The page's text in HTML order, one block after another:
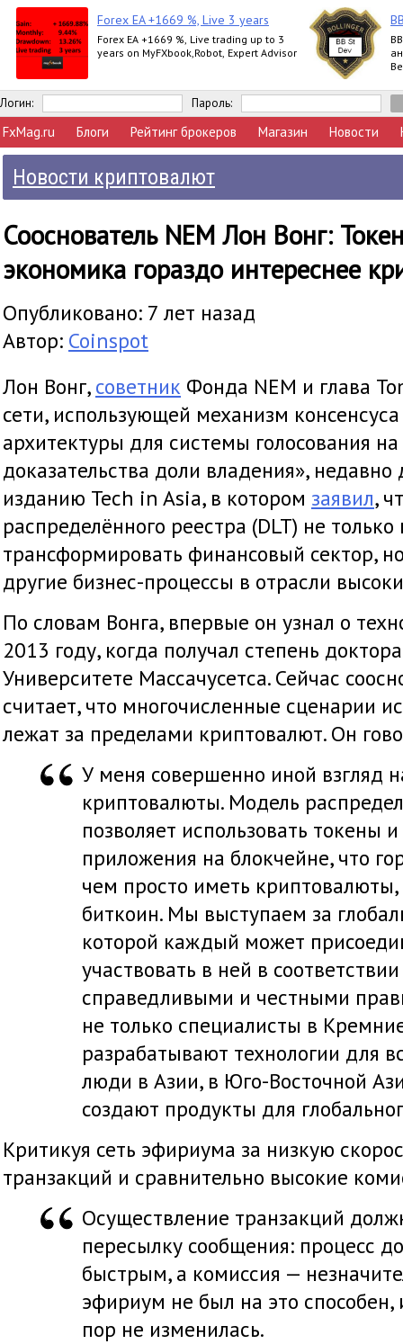
Forex EA +1669 %, Live 3 years
Forex EA +1669 %, Live trading up to 3
years on MyFXbook,Robot, Expert Advisor
Логин: Пароль:
FxMag.ru Блоги Рейтинг брокеров Магазин Новости
Новости криптовалют
Сооснователь NEM Лон Вонг:
экономика гораздо интереснее
Опубликовано: 7 лет назад
Автор: Coinspot
Лон Вонг,советник Фонда NEM и глава
сети, использующей механизм
архитектуры для системы голосования
доказательства доли владения»,
изданию Tech in Asia, в котором заявил,
распределённого реестра (DLT) не
трансформировать финансовый сектор,
другие бизнес-процессы в отрасли
По словам Вонга, впервые он узнал о
2013 году, когда получал степень
Университете Массачусетса. Сейчас
считает, что многочисленные сценарии
лежат за пределами криптовалют. Он
У меня совершенно иной взгляд
криптовалюты. Модель
позволяет использовать токены
приложения на блокчейне, что
чем просто иметь криптовалюты,
биткоин. Мы выступаем за
которой каждый может
участвовать в ней в
справедливыми и честными
не только специалисты в
разрабатывают технологии для
люди в Азии, в Юго-Восточной
создают продукты для
Критикуя сеть эфириума за низкую
транзакций и сравнительно высокие
Осуществление транзакций
пересылку сообщения: процесс
быстрым, а комиссия —
эфириум не был на это способен,
пор не изменилась.